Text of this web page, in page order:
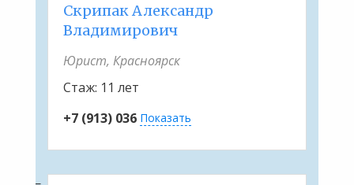
Скрипак Александр
Владимирович
Юрист, Красноярск
Стаж: 11 лет
+7 (913) 036 Показать